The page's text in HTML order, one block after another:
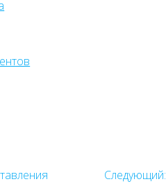
Следующий: